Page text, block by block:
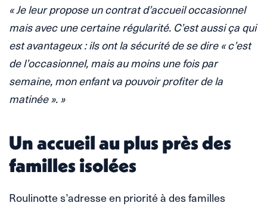
« Je leur propose un contrat d’accueil occasionnel
mais avec une certaine régularité. C’est aussi ça qui
est avantageux : ils ont la sécurité de se dire « c’est
de l’occasionnel, mais au moins une fois par
semaine, mon enfant va pouvoir profiter de la
matinée ». »
Un accueil au plus près des
familles isolées
Roulinotte s’adresse en priorité à des familles